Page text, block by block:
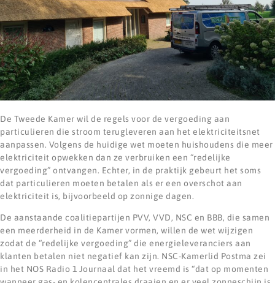
De Tweede Kamer wil de regels voor de vergoeding aan
particulieren die stroom terugleveren aan het elektriciteitsnet
aanpassen. Volgens de huidige wet moeten huishoudens die meer
elektriciteit opwekken dan ze verbruiken een “redelijke
vergoeding” ontvangen. Echter, in de praktijk gebeurt het soms
dat particulieren moeten betalen als er een overschot aan
elektriciteit is, bijvoorbeeld op zonnige dagen.
De aanstaande coalitiepartijen PVV, VVD, NSC en BBB, die samen
een meerderheid in de Kamer vormen, willen de wet wijzigen
zodat de “redelijke vergoeding” die energieleveranciers aan
klanten betalen niet negatief kan zijn. NSC-Kamerlid Postma zei
in het NOS Radio 1 Journaal dat het vreemd is “dat op momenten